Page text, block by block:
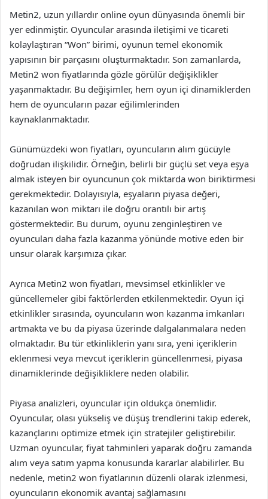
Metin2, uzun yıllardır online oyun dünyasında önemli bir
yer edinmiştir. Oyuncular arasında iletişimi ve ticareti
kolaylaştıran “Won” birimi, oyunun temel ekonomik
yapısının bir parçasını oluşturmaktadır. Son zamanlarda,
Metin2 won fiyatlarında gözle görülür değişiklikler
yaşanmaktadır. Bu değişimler, hem oyun içi dinamiklerden
hem de oyuncuların pazar eğilimlerinden
kaynaklanmaktadır.
Günümüzdeki won fiyatları, oyuncuların alım gücüyle
doğrudan ilişkilidir. Örneğin, belirli bir güçlü set veya eşya
almak isteyen bir oyuncunun çok miktarda won biriktirmesi
gerekmektedir. Dolayısıyla, eşyaların piyasa değeri,
kazanılan won miktarı ile doğru orantılı bir artış
göstermektedir. Bu durum, oyunu zenginleştiren ve
oyuncuları daha fazla kazanma yönünde motive eden bir
unsur olarak karşımıza çıkar.
Ayrıca Metin2 won fiyatları, mevsimsel etkinlikler ve
güncellemeler gibi faktörlerden etkilenmektedir. Oyun içi
etkinlikler sırasında, oyuncuların won kazanma imkanları
artmakta ve bu da piyasa üzerinde dalgalanmalara neden
olmaktadır. Bu tür etkinliklerin yanı sıra, yeni içeriklerin
eklenmesi veya mevcut içeriklerin güncellenmesi, piyasa
dinamiklerinde değişikliklere neden olabilir.
Piyasa analizleri, oyuncular için oldukça önemlidir.
Oyuncular, olası yükseliş ve düşüş trendlerini takip ederek,
kazançlarını optimize etmek için stratejiler geliştirebilir.
Uzman oyuncular, fiyat tahminleri yaparak doğru zamanda
alım veya satım yapma konusunda kararlar alabilirler. Bu
nedenle, metin2 won fiyatlarının düzenli olarak izlenmesi,
oyuncuların ekonomik avantaj sağlamasını